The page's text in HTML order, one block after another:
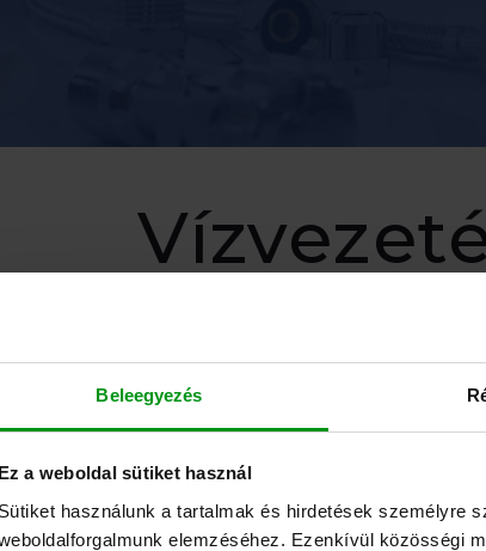
Beleegyezés
Ez a weboldal sütiket használ
Sütiket használunk a tartalmak és hirdetések személyre
elemzéséhez. Ezenkívül közösségi